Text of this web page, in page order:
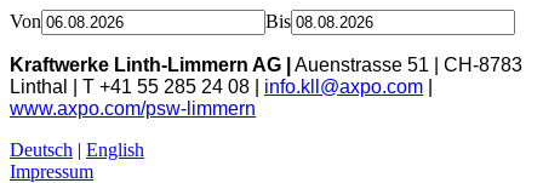
Von Bis
Kraftwerke Linth-Limmern AG |
Auenstrasse 51 | CH-8783
Linthal | T +41 55 285 24 08 | info.kll@axpo.com
www.axpo.com/psw-limmern
Deutsch | English
Impressum